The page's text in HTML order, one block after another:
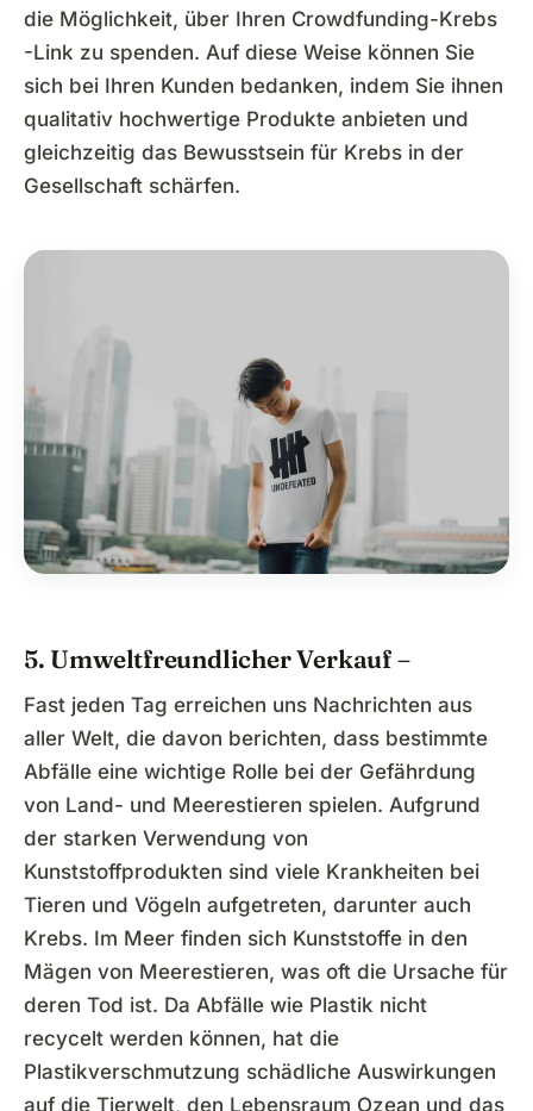
die Möglichkeit, über Ihren Crowdfunding-Krebs
-Link zu spenden. Auf diese Weise können Sie
sich bei Ihren Kunden bedanken, indem Sie ihnen
qualitativ hochwertige Produkte anbieten und
gleichzeitig das Bewusstsein für Krebs in der
Gesellschaft schärfen.
5. Umweltfreundlicher Verkauf –
Fast jeden Tag erreichen uns Nachrichten aus
aller Welt, die davon berichten, dass bestimmte
Abfälle eine wichtige Rolle bei der Gefährdung
von Land- und Meerestieren spielen. Aufgrund
der starken Verwendung von
Kunststoffprodukten sind viele Krankheiten bei
Tieren und Vögeln aufgetreten, darunter auch
Krebs. Im Meer finden sich Kunststoffe in den
Mägen von Meerestieren, was oft die Ursache für
deren Tod ist. Da Abfälle wie Plastik nicht
recycelt werden können, hat die
Plastikverschmutzung schädliche Auswirkungen
auf die Tierwelt, den Lebensraum Ozean und das